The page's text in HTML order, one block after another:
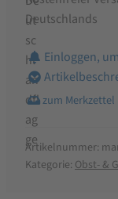
Deutschlands
Einloggen,
Artikelnummer:
Kategorie: Obst- &